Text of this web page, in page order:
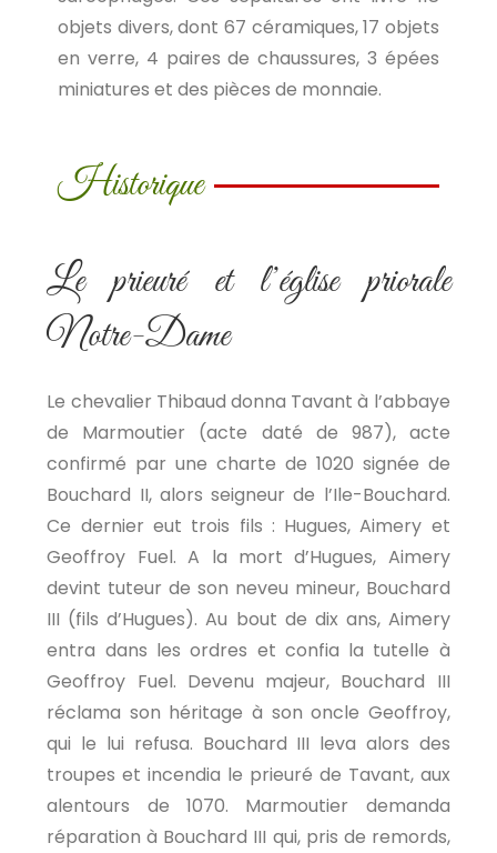
objets divers, dont 67 céramiques, 17 objets
en verre, 4 paires de chaussures, 3 épées
miniatures et des pièces de monnaie.
Historique
Le prieuré et l’église priorale
Notre-Dame
Le chevalier Thibaud donna Tavant à l’abbaye
de Marmoutier (acte daté de 987), acte
confirmé par une charte de 1020 signée de
Bouchard II, alors seigneur de l’Ile-Bouchard.
Ce dernier eut trois fils : Hugues, Aimery et
Geoffroy Fuel. A la mort d’Hugues, Aimery
devint tuteur de son neveu mineur, Bouchard
III (fils d’Hugues). Au bout de dix ans, Aimery
entra dans les ordres et confia la tutelle à
Geoffroy Fuel. Devenu majeur, Bouchard III
réclama son héritage à son oncle Geoffroy,
qui le lui refusa. Bouchard III leva alors des
troupes et incendia le prieuré de Tavant, aux
alentours de 1070. Marmoutier demanda
réparation à Bouchard III qui, pris de remords,